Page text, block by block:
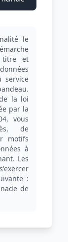
le
titre et
service
la loi
par la
vous
de
motifs
à
Les
:
de